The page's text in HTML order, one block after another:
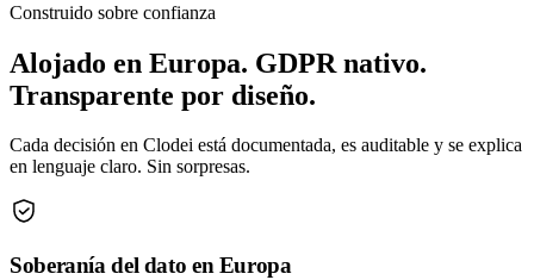
Construido sobre confianza
Alojado en Europa. GDPR nativo.
Transparente por diseño.
Cada decisión en Clodei está documentada, es auditable y se explica
en lenguaje claro. Sin sorpresas.
Soberanía del dato en Europa